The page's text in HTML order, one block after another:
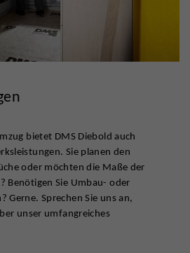
bietet DMS Diebold auch
Sie planen den
oder möchten die Maße der
Benötigen Sie Umbau- oder
Gerne. Sprechen Sie uns an,
unser umfangreiches